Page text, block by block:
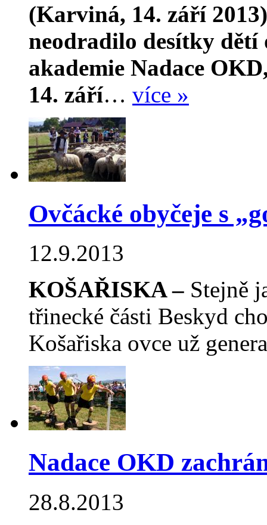
(Karviná, 14. září
neodradilo desítky dětí
akademie Nadace
14. září… více »
Ovčácké obyčeje s
12.9.2013
KOŠAŘISKA – Stejně
třinecké části Beskyd
Košařiska ovce už
Nadace OKD
28.8.2013